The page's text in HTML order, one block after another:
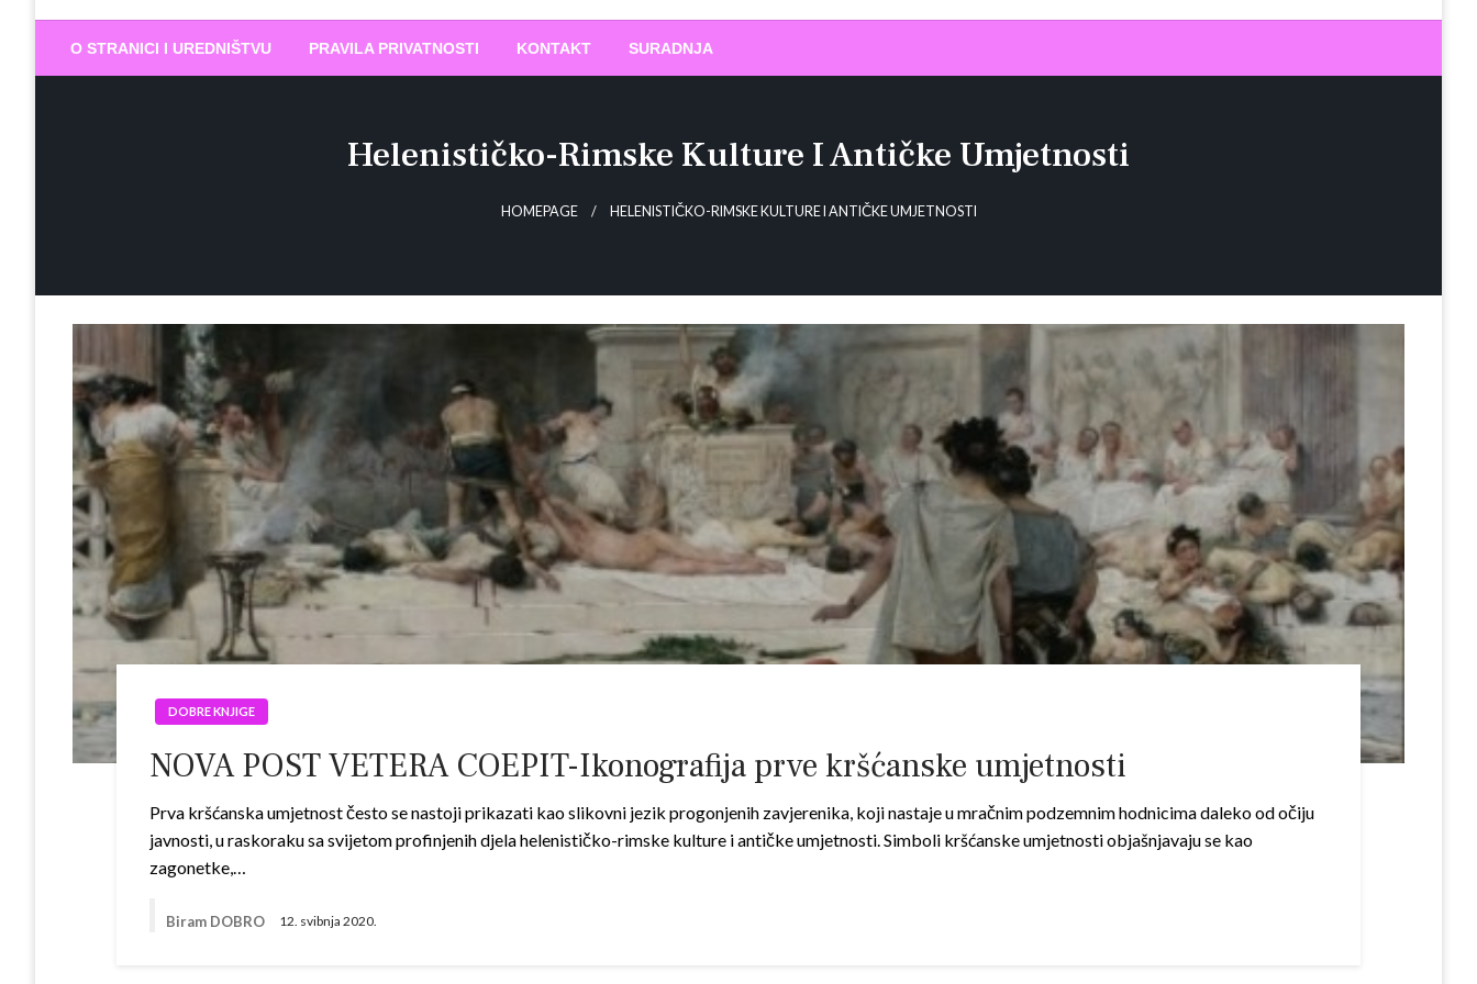
Biram DOBRO
O STRANICI I UREDNIŠTVU PRAVILA PRIVATNOSTI KONTAKT SURADNJA
Helenističko-Rimske Kulture I Antičke Umjetnosti
HOMEPAGE HELENISTIČKO-RIMSKE KULTURE I ANTIČKE UMJETNOSTI
DOBRE KNJIGE
NOVA POST VETERA COEPIT-Ikonografija prve kršćanske umjetnosti
Prva kršćanska umjetnost često se nastoji prikazati kao slikovni jezik progonjenih zavjerenika, koji nastaje u mračnim podzemnim hodnicima daleko od očiju
javnosti, u raskoraku sa svijetom profinjenih djela helenističko-rimske kulture i antičke umjetnosti. Simboli kršćanske umjetnosti objašnjavaju se kao
zagonetke,…
Biram DOBRO 12. svibnja 2020.